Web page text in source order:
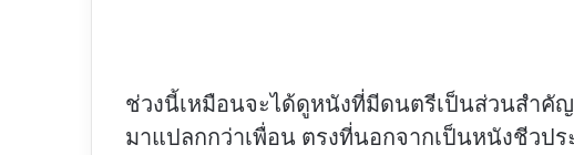
ช่วงนี้เหมือนจะได้ดูหนังที่มีดนตรีเป็นส่วนสำคั
มาแปลกกว่าเพื่อน ตรงที่นอกจากเป็นหนังชีวปร